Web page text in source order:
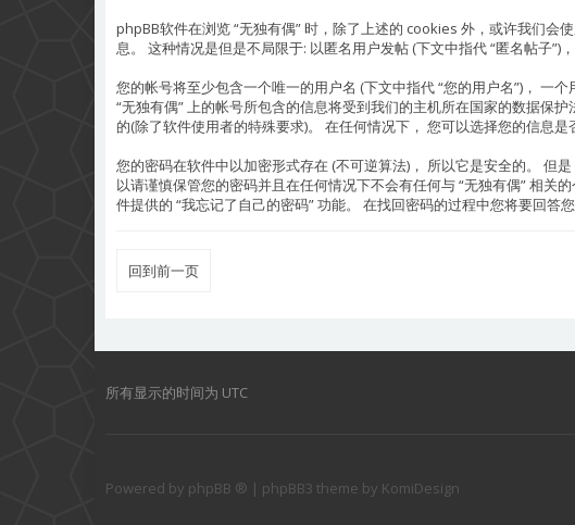
phpBB软件在浏览 “无独有偶” 时，除了上述的 cookies 外，或许我们
息。 这种情况是但是不局限于: 以匿名用户发帖 (下文中指代 “匿名帖子”)
您的帐号将至少包含一个唯一的用户名 (下文中指代 “您的用户名”)， 一
“无独有偶” 上的帐号所包含的信息将受到我们的主机所在国家的数据保
的(除了软件使用者的特殊要求)。 在任何情况下， 您可以选择您的信息
您的密码在软件中以加密形式存在 (不可逆算法)， 所以它是安全的。 但
以请谨慎保管您的密码并且在任何情况下不会有任何与 “无独有偶” 相
件提供的 “我忘记了自己的密码” 功能。 在找回密码的过程中您将要回答
回到前一页
所有显示的时间为 UTC
Powered by phpBB ® | phpBB3 theme by KomiDesign